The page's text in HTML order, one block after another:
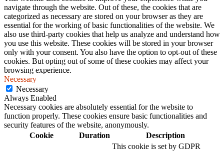
navigate through the website. Out of these, the cookies that are
categorized as necessary are stored on your browser as they are
essential for the working of basic functionalities of the website. We
also use third-party cookies that help us analyze and understand how
you use this website. These cookies will be stored in your browser
only with your consent. You also have the option to opt-out of these
cookies. But opting out of some of these cookies may affect your
browsing experience.
Necessary
Necessary
Always Enabled
Necessary cookies are absolutely essential for the website to
function properly. These cookies ensure basic functionalities and
security features of the website, anonymously.
Cookie
Duration Description
This cookie is set by GDPR